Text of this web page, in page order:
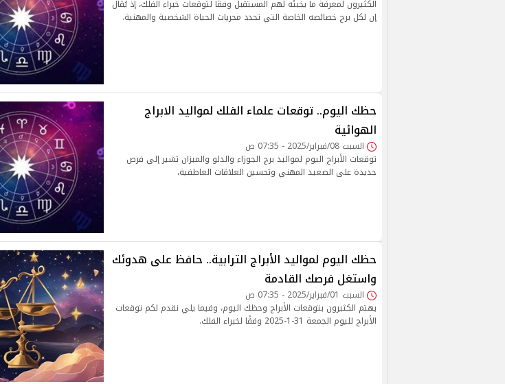
الكثيرون لمعرفة ما يخبئه لهم المستقبل وفقًا لتوقعات خبراء الفلك، إذ يُقال
إن لكل برج خصائصه الخاصة التي تحدد مجريات الحياة الشخصية والمهنية.
حظك اليوم.. توقعات علماء الفلك لمواليد الابراج
الهوائية
السبت 08/فبراير/2025 - 07:35 ص
توقعات الأبراج اليوم لمواليد برج الجوزاء والدلو والميزان تشير إلى فرص
جديدة على الصعيد المهني وتحسين العلاقات العاطفية،
حظك اليوم لمواليد الأبراج الترابية.. حافظ على هدوئك
واستغل فرصك القادمة
السبت 01/فبراير/2025 - 07:35 ص
يهتم الكثيرون بتوقعات الأبراج وحظك اليوم، وفيما يلي نقدم لكم توقعات
الأبراج لليوم الجمعة 31-1-2025 وفقًا لخبراء الفلك.